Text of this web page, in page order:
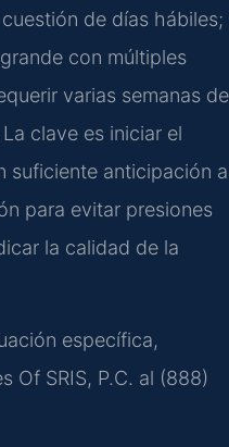
de días hábiles;
con múltiples
varias semanas de
clave es iniciar el
suficiente anticipación a
para evitar presiones
la calidad de la
específica,
Of SRIS, P.C. al (888)